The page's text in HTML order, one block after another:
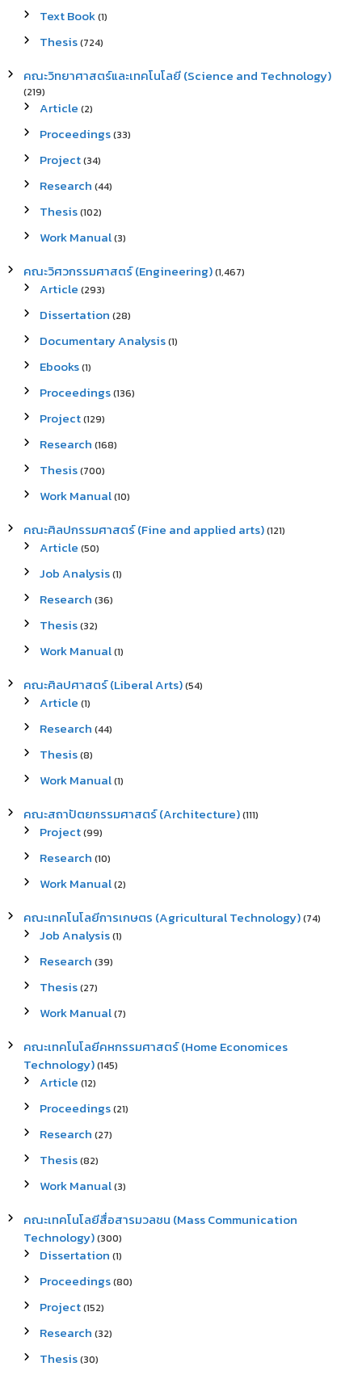
Text Book(1)
Thesis(724)
คณะวิทยาศาสตร์และเทคโนโลยี (Science and Technology)
(219)
Article (2)
Proceedings(33)
Project(34)
Research (44)
Thesis(102)
Work Manual(3)
คณะวิศวกรรมศาสตร์ (Engineering)(1,467)
Article (293)
Dissertation (28)
Documentary Analysis(1)
Ebooks(1)
Proceedings(136)
Project(129)
Research (168)
Thesis(700)
Work Manual(10)
คณะศิลปกรรมศาสตร์ (Fine and applied arts)(121)
Article (50)
Job Analysis(1)
Research (36)
Thesis(32)
Work Manual(1)
คณะศิลปศาสตร์ (Liberal Arts)(54)
Article (1)
Research (44)
Thesis(8)
Work Manual(1)
คณะสถาปัตยกรรมศาสตร์ (Architecture)(111)
Project(99)
Research (10)
Work Manual(2)
คณะเทคโนโลยีการเกษตร (Agricultural Technology)(74)
Job Analysis(1)
Research (39)
Thesis(27)
Work Manual(7)
คณะเทคโนโลยีคหกรรมศาสตร์ (Home Economices
Technology)(145)
Article (12)
Proceedings(21)
Research (27)
Thesis(82)
Work Manual(3)
คณะเทคโนโลยีสื่อสารมวลชน (Mass Communication
Technology)(300)
Dissertation (1)
Proceedings(80)
Project(152)
Research (32)
Thesis(30)